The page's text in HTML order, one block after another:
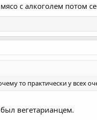
с алкоголем потом
то практически у всех
был вегетарианцем.